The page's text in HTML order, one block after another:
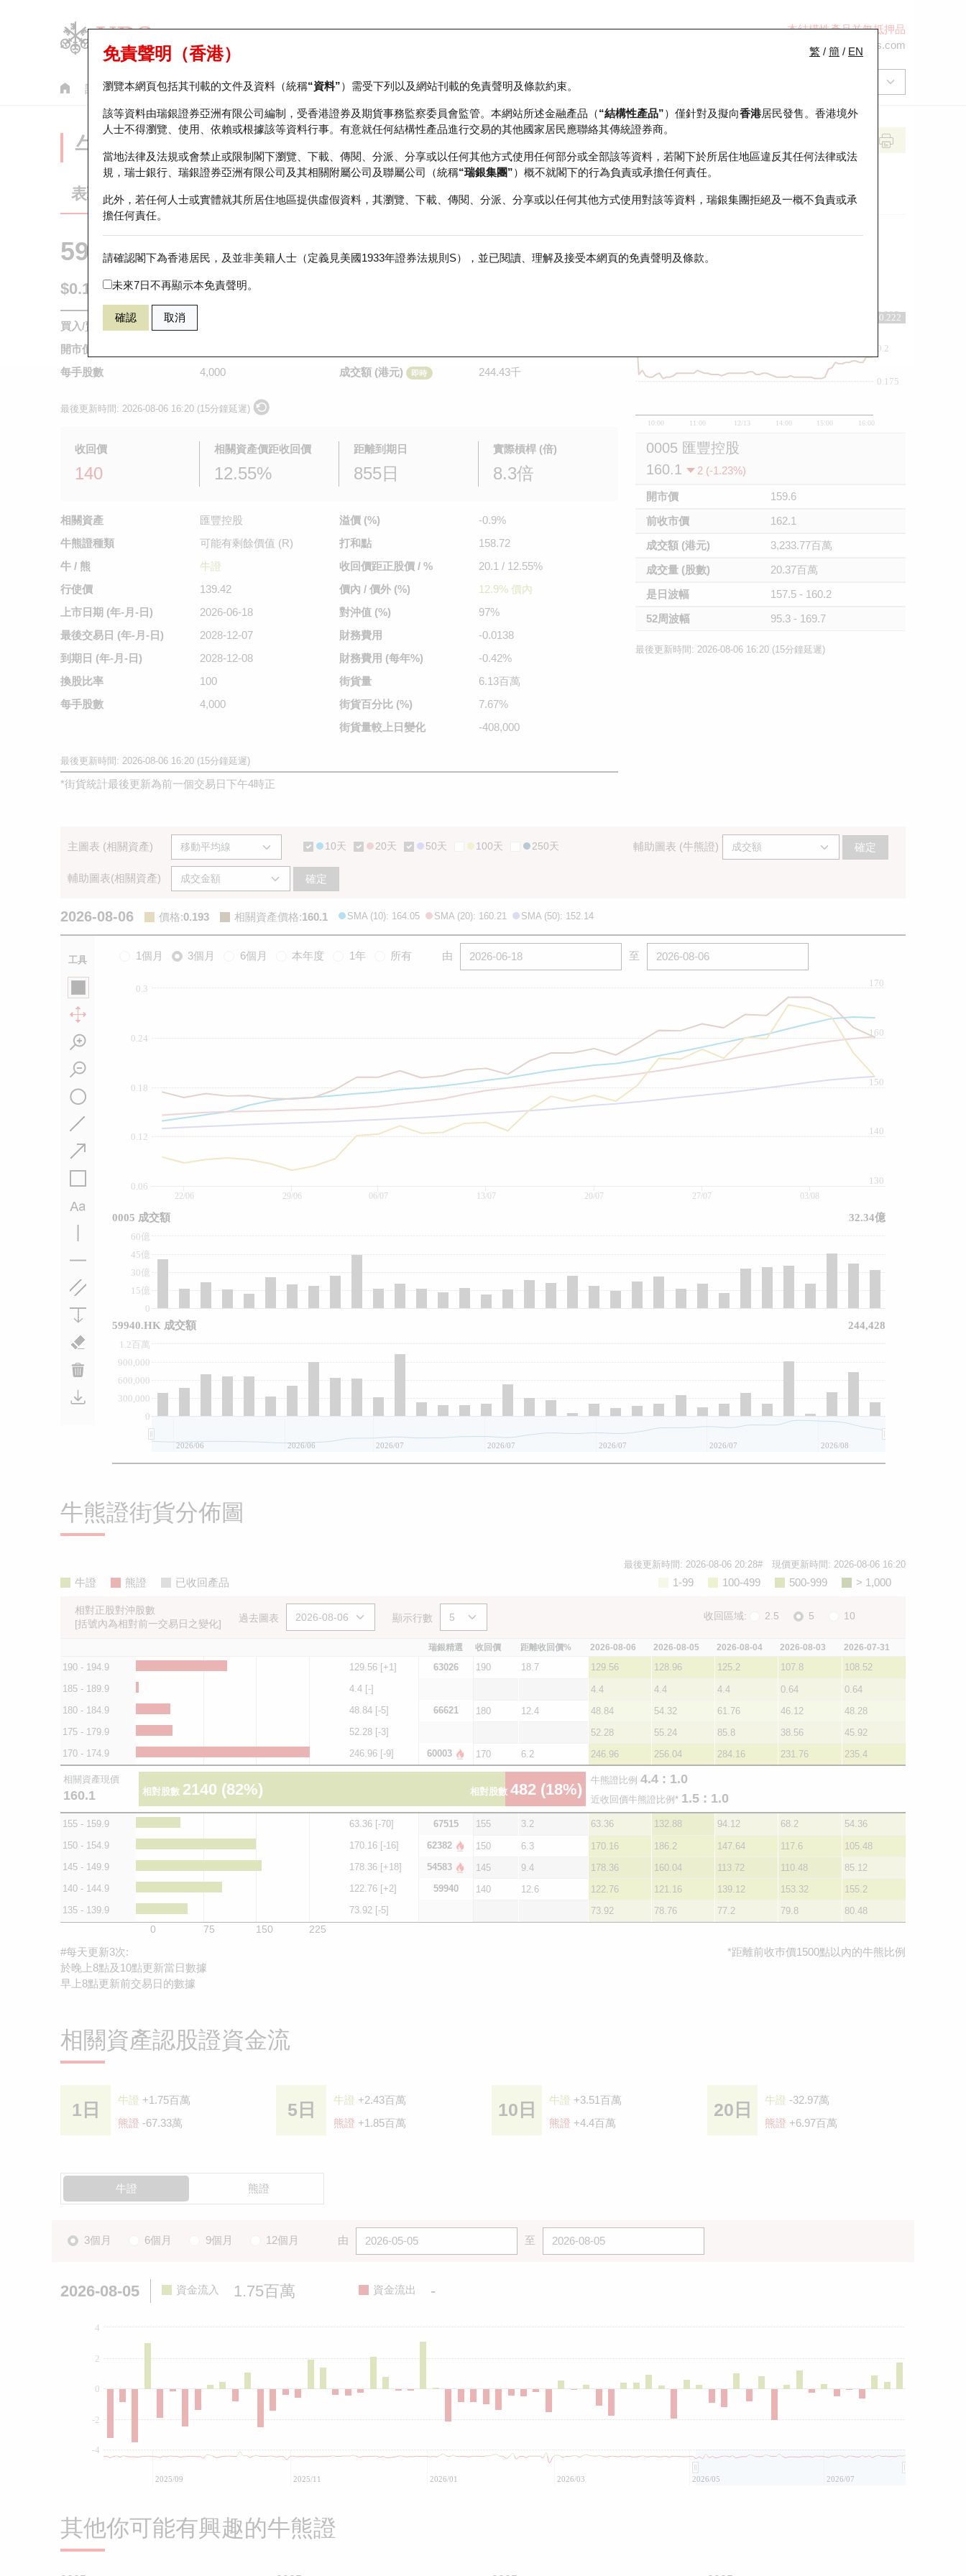
本結構性產品並無抵押品
ol-hkwarrants@ubs.com
認股證 牛熊證 美股指數產品 輪證市場統計 正股資料及市場統計 瑞銀輪證教室
繁 / 簡 / EN
免責聲明（香港）
瀏覽本網頁包括其刊載的文件及資料（統稱“資料”）需受下列以及網站刊載的免責聲明及條款約束。
該等資料由瑞銀證券亞洲有限公司編制，受香港證券及期貨事務監察委員會監管。本網站所述金融產品（“結構性產品”）僅針對及擬向香港居民發售。香港境外
人士不得瀏覽、使用、依賴或根據該等資料行事。有意就任何結構性產品進行交易的其他國家居民應聯絡其傳統證券商。
當地法律及法規或會禁止或限制閣下瀏覽、下載、傳閱、分派、分享或以任何其他方式使用任何部分或全部該等資料，若閣下於所居住地區違反其任何法律或法
規，瑞士銀行、瑞銀證券亞洲有限公司及其相關附屬公司及聯屬公司（統稱“瑞銀集團”）概不就閣下的行為負責或承擔任何責任。
此外，若任何人士或實體就其所居住地區提供虛假資料，其瀏覽、下載、傳閱、分派、分享或以任何其他方式使用對該等資料，瑞銀集團拒絕及一概不負責或承
擔任何責任。
請確認閣下為香港居民，及並非美籍人士（定義見美國1933年證券法規則S），並已閱讀、理解及接受本網頁的免責聲明及條款。
未來7日不再顯示本免責聲明。
確認 取消
牛熊證分析儀
表現 街貨統計 比較
59940 瑞銀牛證 0005 匯豐控股
$0.193 0.029 (-13.06%) 即時
買入/賣出價
開市價
每手股數
4,000
成交額 (港元)
即時 244.43千
最後更新時間: 2026-08-06 16:20 (15分鐘延遲)
收回價
140
相關資產價距收回價
12.55%
距離到期日
855日
實際槓桿 (倍)
8.3倍
相關資產
匯豐控股
牛熊證種類
可能有剩餘價值 (R)
牛 / 熊
牛證
行使價
139.42
上市日期 (年-月-日)
2026-06-18
最後交易日 (年-月-日)
2028-12-07
到期日 (年-月-日)
2028-12-08
換股比率
100
每手股數
4,000
溢價 (%)
-0.9%
打和點
158.72
收回價距正股價 / %
20.1 / 12.55%
價內 / 價外 (%)
12.9% 價內
對沖值 (%)
97%
財務費用
-0.0138
財務費用 (每年%)
-0.42%
街貨量
6.13百萬
街貨百分比 (%)
7.67%
街貨量較 上日變化 -408,000
最後更新時間: 2026-08-06 16:20 (15分鐘延遲)
*街貨統計最後更新為前一個交易日下午4時正
10:00 11:00 12/13 14:00 15:00 16:00
0.175
0.2
0.225
0.222
0005 匯豐控股
160.1
2 (-1.23%)
開市價
159.6
前收市價
162.1
成交額 (港元)
3,233.77百萬
成交量 (股數)
20.37百萬
是日波幅
157.5 - 160.2
52周波幅
95.3 - 169.7
最後更新時間: 2026-08-06 16:20 (15分鐘延遲)
主圖表 (相關資產) 10天 20天 50天 100天 250天 輔助圖表 (牛熊證) 確定
輔助圖表(相關資產) 確定
2026-08-06 價格:0.193 相關資產價格:160.1 SMA (10): 164.05 SMA (20): 160.21 SMA (50): 152.14
工具 1個月 3個月 6個月 本年度 1年 所有 由 至
0.06
0.12
0.18
0.24
0.3
130
140
150
160
170
0
15億
30億
45億
60億
0
300,000
600,000
900,000
1.2百萬
22/06 29/06 06/07 13/07 20/07 27/07 03/08
2026/06 2026/06 2026/07 2026/07 2026/07 2026/07 2026/08
0005 成交額 32.34億
59940.HK 成交額 244,428
牛熊證街貨分佈圖
最後更新時間: 2026-08-06 20:28# 現價更新時間: 2026-08-06 16:20
牛證 熊證 已收回產品 > 1,000
500-999
100-499
1-99
相對正股對沖股數
[括號內為相對前一交易日之變化]
過去圖表 顯示行數 收回區域: 2.5 5 10
瑞銀精選 收回價 距離收回價% 2026-08-06 2026-08-05 2026-08-04 2026-08-03 2026-07-31
190 - 194.9 129.56 [+1] 63026 190 18.7 129.56 128.96 125.2 107.8
108.52
185 - 189.9
4.4 [-] 4.4 4.4 4.4 0.64
0.64
180 - 184.9
48.84 [-5] 66621 180 12.4 48.84 54.32 61.76 46.12
48.28
175 - 179.9
52.28 [-3] 52.28 55.24 85.8 38.56
45.92
170 - 174.9
246.96 [-9] 60003 170 6.2 246.96 256.04 284.16 231.76 235.4
相關資產現價
160.1 相對股數 2140 (82%) 相對股數 482 (18%)
牛熊證比例 4.4 : 1.0
近收回價牛熊證比例* 1.5 : 1.0
155 - 159.9 63.36 [-70] 67515 155 3.2 63.36 132.88 94.12 68.2
54.36
150 - 154.9
170.16 [-16] 62382 150 6.3 170.16 186.2 147.64 117.6
105.48
145 - 149.9
178.36 [+18] 54583 145 9.4 178.36 160.04 113.72 110.48
85.12
140 - 144.9
122.76 [+2] 59940 140 12.6 122.76 121.16 139.12 153.32
155.2
135 - 139.9
73.92 [-5] 73.92 78.76 77.2 79.8 80.48
0 75 150 225
#每天更新3次:
於晚上8點及10點更新當日數據
早上8點更新前交易日的數據
*距離前收巿價1500點以內的牛熊比例
相關資產認股證資金流
1日 牛證 +1.75百萬
熊證 -67.33萬
5日 牛證 +2.43百萬
熊證 +1.85百萬
10日 牛證 +3.51百萬
熊證 +4.4百萬
20日 牛證 -32.97萬
熊證 +6.97百萬
牛證 熊證
3個月 6個月 9個月 12個月 由 至
2026-08-05 資金流入 1.75百萬 資金流出 -
0
-4
-2
2
4
2025/09 2025/11 2026/01 2026/03 2026/05 2026/07
其他你可能有興趣的牛熊證